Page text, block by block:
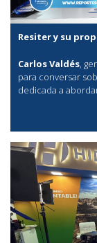
Resiter y su
Carlos Valdés,
para conversar
dedicada a